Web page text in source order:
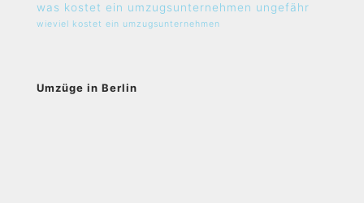
was kostet ein umzugsunternehmen ungefähr
wieviel kostet ein umzugsunternehmen
Umzüge in Berlin